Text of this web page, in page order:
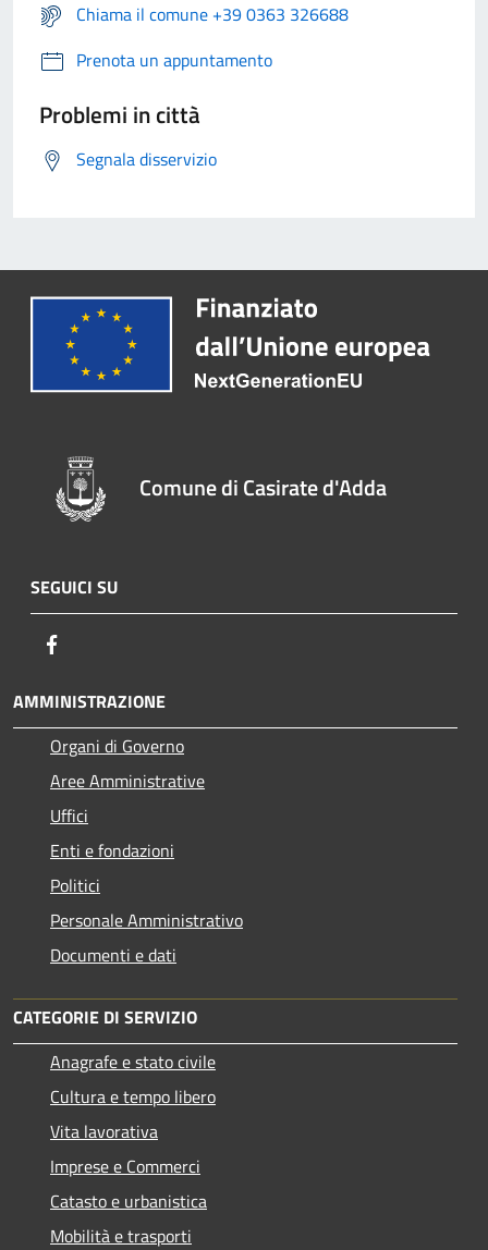
Chiama il comune +39 0363 326688
Prenota un appuntamento
Problemi in città
Segnala disservizio
Comune di Casirate d'Adda
SEGUICI SU
AMMINISTRAZIONE
Organi di Governo
Aree Amministrative
Uffici
Enti e fondazioni
Politici
Personale Amministrativo
Documenti e dati
CATEGORIE DI SERVIZIO
Anagrafe e stato civile
Cultura e tempo libero
Vita lavorativa
Imprese e Commerci
Catasto e urbanistica
Mobilità e trasporti